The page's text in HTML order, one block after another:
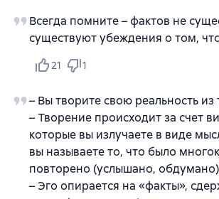
Всегда помните – фактов не
существуют убеждения о том,
21 1
– Вы творите свою реальность из
– Творение происходит за счет
которые вы излучаете в виде
вы называете то, что было
повторено (услышано,
– Эго опирается на «факты»,